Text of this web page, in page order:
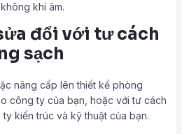
khí âm.
đổi với tư cách
sạch
nâng cấp lên thiết kế phòng
công ty của bạn, hoặc với tư cách
kiến trúc và kỹ thuật của bạn.